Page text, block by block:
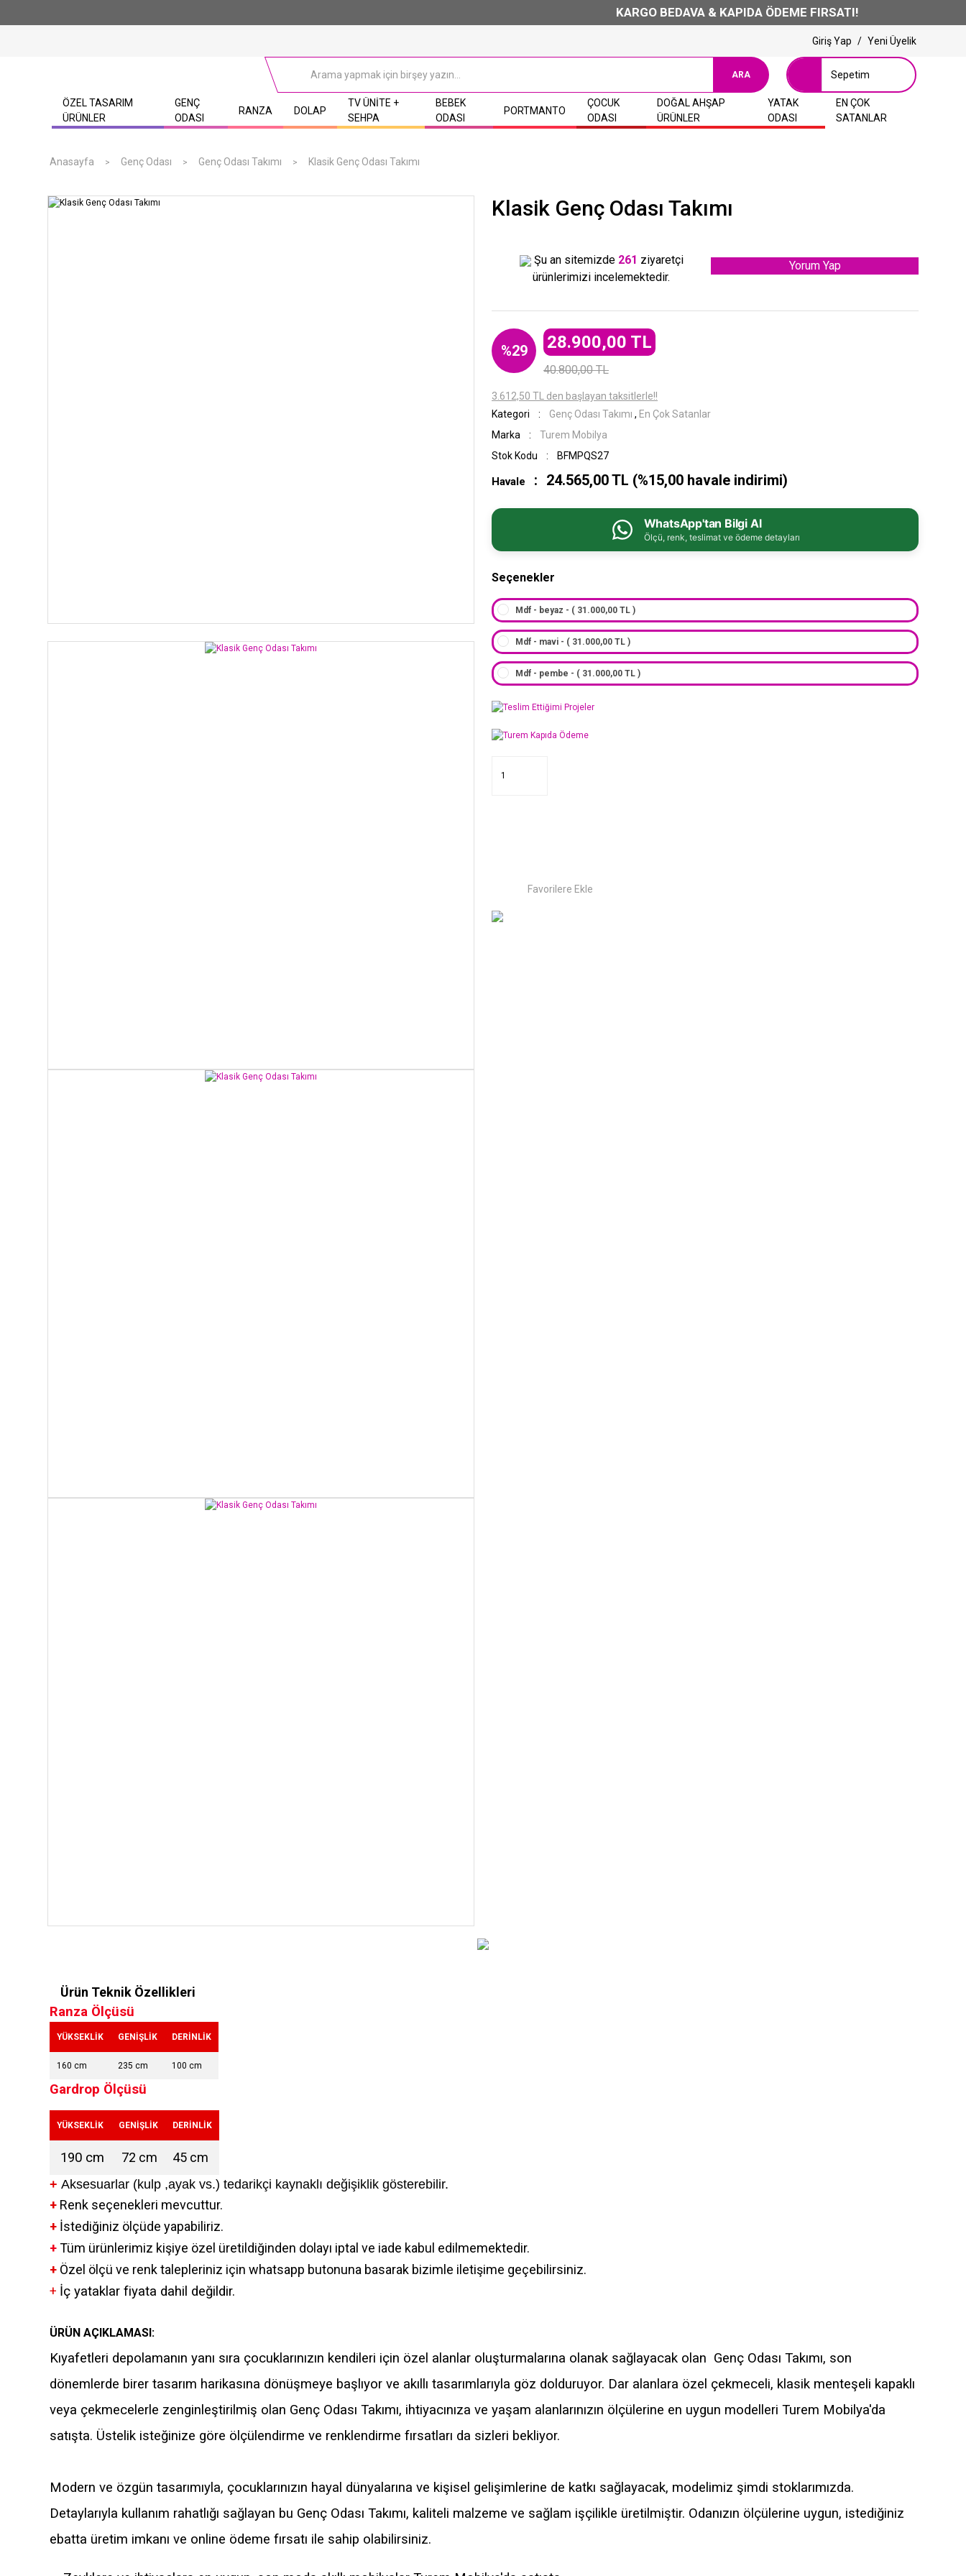
KARGO BEDAVA & KAPIDA ÖDEME FIRSATI!
Giriş Yap / Yeni Üyelik
ARA Sepetim
ÖZEL TASARIM
ÜRÜNLER
GENÇ
ODASI
RANZA DOLAP
TV ÜNITE +
SEHPA
BEBEK
ODASI
PORTMANTO
ÇOCUK
ODASI
DOĞAL AHŞAP
ÜRÜNLER
YATAK
ODASI
EN ÇOK
SATANLAR
Anasayfa Genç Odası Genç Odası Takımı Klasik Genç Odası Takımı
Klasik Genç Odası Takımı
Şu an sitemizde 261 ziyaretçi
ürünlerimizi incelemektedir.
Yorum Yap
%29 28.900,00 TL
40.800,00 TL
3.612,50 TL den başlayan taksitlerle!!
Kategori
Genç Odası Takımı , En Çok Satanlar
Marka
Turem Mobilya
Stok Kodu
BFMPQS27
Havale 24.565,00 TL (%15,00 havale indirimi)
WhatsApp'tan Bilgi Al
Ölçü, renk, teslimat ve ödeme detayları
Seçenekler
Mdf - beyaz - ( 31.000,00 TL )
Mdf - mavi - ( 31.000,00 TL )
Mdf - pembe - ( 31.000,00 TL )
Ürün Teknik Özellikleri
Ranza Ölçüsü
YÜKSEKLİK GENİŞLİK DERİNLİK
160 cm 235 cm 100 cm
Gardrop Ölçüsü
YÜKSEKLİK GENİŞLİK DERİNLİK
190 cm 72 cm 45 cm
+ Aksesuarlar (kulp ,ayak vs.) tedarikçi kaynaklı değişiklik gösterebilir.
+ Renk seçenekleri mevcuttur.
+ İstediğiniz ölçüde yapabiliriz.
+Tüm ürünlerimiz kişiye özel üretildiğinden dolayı iptal ve iade kabul edilmemektedir.
+ Özel ölçü ve renk talepleriniz için whatsapp butonuna basarak bizimle iletişime geçebilirsiniz.
+ İç yataklar fiyata dahil değildir.
ÜRÜN AÇIKLAMASI:
Kıyafetleri depolamanın yanı sıra çocuklarınızın kendileri için özel alanlar oluşturmalarına olanak sağlayacak olan Genç Odası Takımı, son
dönemlerde birer tasarım harikasına dönüşmeye başlıyor ve akıllı tasarımlarıyla göz dolduruyor. Dar alanlara özel çekmeceli, klasik menteşeli kapaklı
veya çekmecelerle zenginleştirilmiş olan Genç Odası Takımı, ihtiyacınıza ve yaşam alanlarınızın ölçülerine en uygun modelleri Turem Mobilya'da
satışta. Üstelik isteğinize göre ölçülendirme ve renklendirme fırsatları da sizleri bekliyor.
Modern ve özgün tasarımıyla, çocuklarınızın hayal dünyalarına ve kişisel gelişimlerine de katkı sağlayacak, modelimiz şimdi stoklarımızda.
Detaylarıyla kullanım rahatlığı sağlayan bu Genç Odası Takımı, kaliteli malzeme ve sağlam işçilikle üretilmiştir. Odanızın ölçülerine uygun, istediğiniz
ebatta üretim imkanı ve online ödeme fırsatı ile sahip olabilirsiniz.